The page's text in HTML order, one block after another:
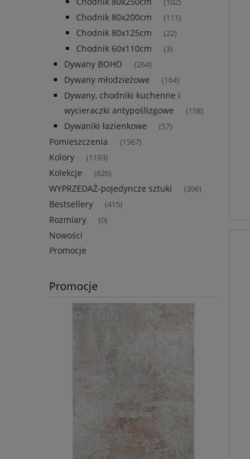
(102)
Chodnik 80x200cm (111)
Chodnik 80x125cm (22)
Chodnik 60x110cm (3)
Dywany BOHO (264)
Dywany młodzieżowe (164)
Dywany, chodniki kuchenne i
wycieraczki antypoślizgowe
(158)
Dywaniki łazienkowe (57)
Pomieszczenia (1567)
Kolory (1193)
Kolekcje (626)
WYPRZEDAŻ-pojedyncze sztuki (396)
Bestsellery (415)
Rozmiary (0)
Nowości
Promocje
Promocje